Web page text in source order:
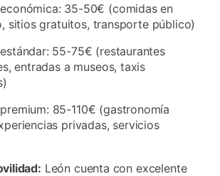
35-50€ (comidas en
sitios gratuitos, transporte público)
55-75€ (restaurantes
entradas a museos, taxis
85-110€ (gastronomía
privadas, servicios
León cuenta con excelente